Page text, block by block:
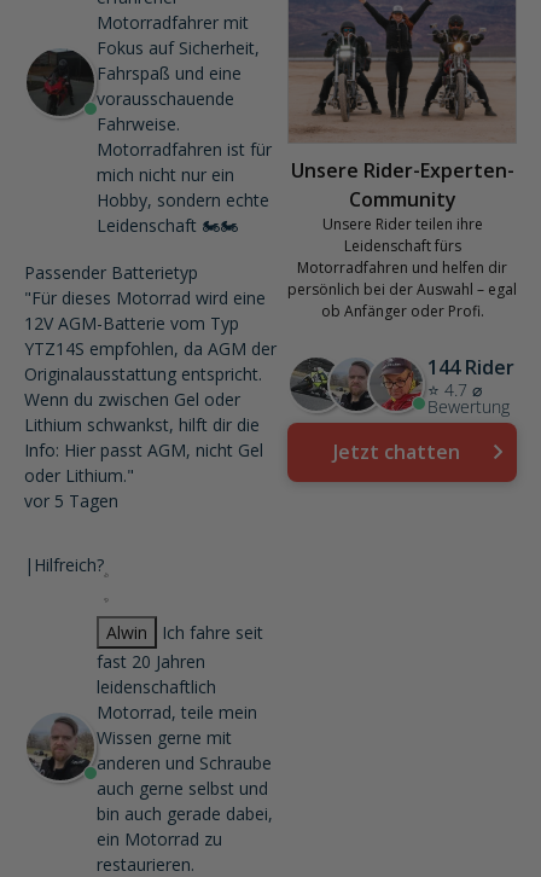
Motorradfahrer mit
Fokus auf Sicherheit,
Fahrspaß und eine
vorausschauende
Fahrweise.
Motorradfahren ist für
mich nicht nur ein
Hobby, sondern echte
Leidenschaft 🏍️🏍️
Passender Batterietyp
"Für dieses Motorrad wird eine
12V AGM-Batterie vom Typ
YTZ14S empfohlen, da AGM der
Originalausstattung entspricht.
Wenn du zwischen Gel oder
Lithium schwankst, hilft dir die
Info: Hier passt AGM, nicht Gel
oder Lithium."
vor 5 Tagen
| Hilfreich?
Alwin
Ich fahre seit
fast 20 Jahren
leidenschaftlich
Motorrad, teile mein
Wissen gerne mit
anderen und Schraube
auch gerne selbst und
bin auch gerade dabei,
ein Motorrad zu
restaurieren.
Unsere Rider-Experten-
Community
Unsere Rider teilen ihre
Leidenschaft fürs
Motorradfahren und helfen dir
persönlich bei der Auswahl – egal
ob Anfänger oder Profi.
144 Rider
⭐ 4.7 ⌀
Bewertung
Jetzt chatten